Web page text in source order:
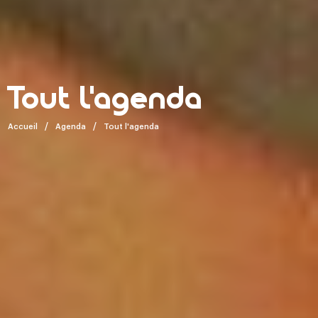
Tout l'agenda
Accueil Agenda Tout l'agenda